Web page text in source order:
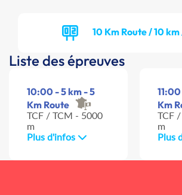
10 Km Route / 10 km
Liste des épreuves
10:00 - 5 km - 5
Km Route
TCF / TCM - 5000
m
Plus d'infos
Km
TCF
m
Plus